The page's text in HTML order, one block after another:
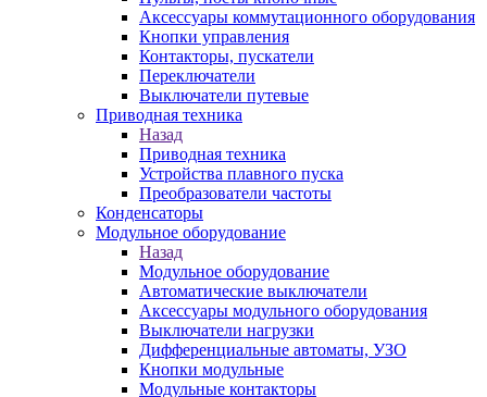
Аксессуары коммутационного оборудования
Кнопки управления
Контакторы, пускатели
Переключатели
Выключатели путевые
Приводная техника
Назад
Приводная техника
Устройства плавного пуска
Преобразователи частоты
Конденсаторы
Модульное оборудование
Назад
Модульное оборудование
Автоматические выключатели
Аксессуары модульного оборудования
Выключатели нагрузки
Дифференциальные автоматы, УЗО
Кнопки модульные
Модульные контакторы